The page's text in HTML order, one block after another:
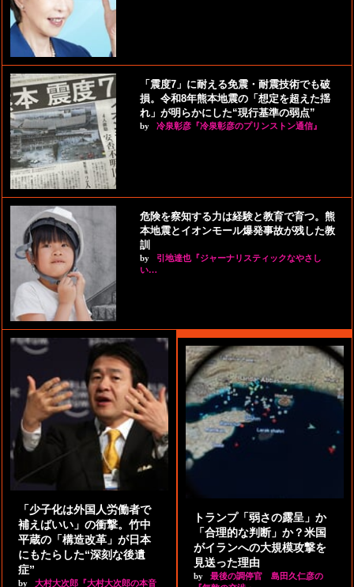
「震度7」に耐える免震・耐震技術でも破
損。令和8年熊本地震の「想定を超えた揺
れ」が明らかにした“現行基準の弱点”
by 冷泉彰彦『冷泉彰彦のプリンストン通信』
危険を察知する力は経験と教育で育つ。熊
本地震とイオンモール爆発事故が残した教
訓
by
引地達也『ジャーナリスティックなやさし
い…
「少子化は外国人労働者で
補えばいい」の衝撃。竹中
平蔵の「構造改革」が日本
にもたらした“深刻な後遺
症”
by
大村大次郎『大村大次郎の本音
トランプ「弱さの露呈」か
「合理的な判断」か？米国
がイランへの大規模攻撃を
見送った理由
by
最後の調停官 島田久仁彦の